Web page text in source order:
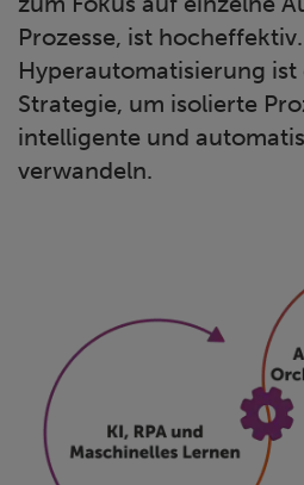
Prozesse, ist
Hyperautomatisierung
Strategie, um isolierte
intelligente und
verwandeln.